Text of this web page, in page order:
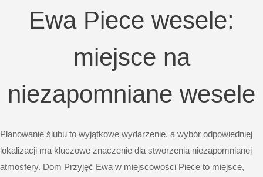
Ewa Piece wesele:
miejsce na
niezapomniane wesele
Planowanie ślubu to wyjątkowe wydarzenie, a wybór odpowiedniej
lokalizacji ma kluczowe znaczenie dla stworzenia niezapomnianej
atmosfery. Dom Przyjęć Ewa w miejscowości Piece to miejsce,